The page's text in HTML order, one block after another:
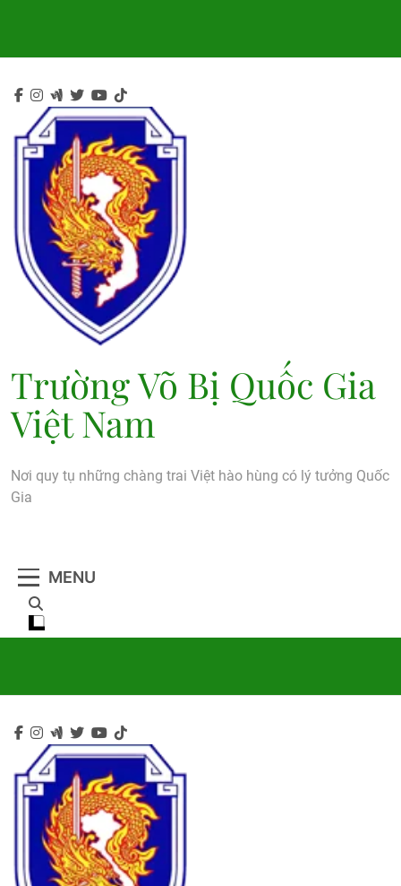
Trường Võ Bị Quốc Gia
Việt Nam
Nơi quy tụ những chàng trai Việt hào hùng có lý tưởng Quốc
Gia
MENU